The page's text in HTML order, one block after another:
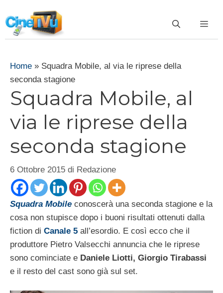
al
contenuto
Home » Squadra Mobile, al via le riprese della
seconda stagione
Squadra Mobile, al
via le riprese della
seconda stagione
6 Ottobre 2015 di Redazione
Squadra Mobile conoscerà una seconda stagione e la
cosa non stupisce dopo i buoni risultati ottenuti dalla
fiction di Canale 5 all’esordio. E così ecco che il
produttore Pietro Valsecchi annuncia che le riprese
sono cominciate e Daniele Liotti, Giorgio Tirabassi
e il resto del cast sono già sul set.